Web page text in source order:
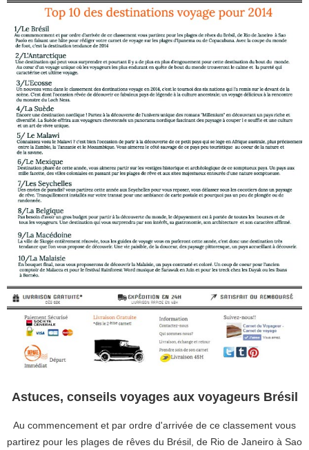
Astuces, conseils voyages aux voyageurs Brésil
Au commencement et par ordre d'arrivée de ce classement vous
partirez pour les plages de rêves du Brésil, de Rio de Janeiro à Sao